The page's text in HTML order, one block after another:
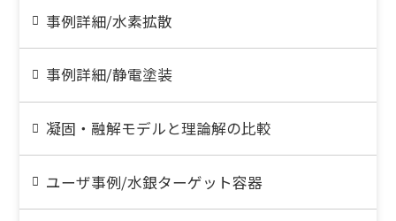
事例詳細/水素拡散
事例詳細/静電塗装
凝固・融解モデルと理論解の比較
ユーザ事例/水銀ターゲット容器